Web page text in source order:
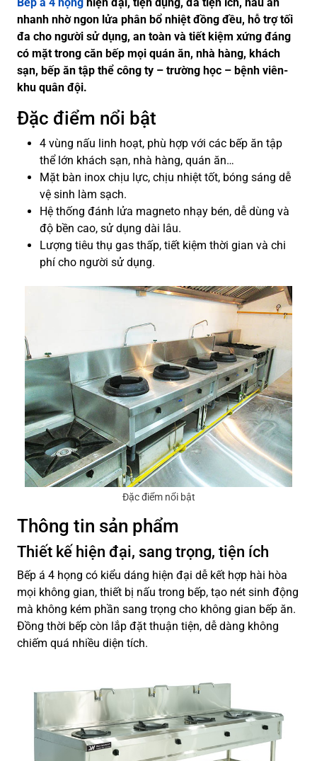
Bếp á 4 họng hiện đại, tiện dụng, đa tiện ích, nấu ăn
nhanh nhờ ngon lửa phân bổ nhiệt đồng đều, hỗ trợ tối
đa cho người sử dụng, an toàn và tiết kiệm xứng đáng
có mặt trong căn bếp mọi quán ăn, nhà hàng, khách
sạn, bếp ăn tập thể công ty – trường học – bệnh viên-
khu quân đội.
Đặc điểm nổi bật
4 vùng nấu linh hoạt, phù hợp với các bếp ăn tập
thể lớn khách sạn, nhà hàng, quán ăn…
Mặt bàn inox chịu lực, chịu nhiệt tốt, bóng sáng dễ
vệ sinh làm sạch.
Hệ thống đánh lửa magneto nhạy bén, dễ dùng và
độ bền cao, sử dụng dài lâu.
Lượng tiêu thụ gas thấp, tiết kiệm thời gian và chi
phí cho người sử dụng.
Đặc điểm nổi bật
Thông tin sản phẩm
Thiết kế hiện đại, sang trọng, tiện ích
Bếp á 4 họng có kiểu dáng hiện đại dễ kết hợp hài hòa
mọi không gian, thiết bị nấu trong bếp, tạo nét sinh động
mà không kém phần sang trọng cho không gian bếp ăn.
Đồng thời bếp còn lắp đặt thuận tiện, dễ dàng không
chiếm quá nhiều diện tích.